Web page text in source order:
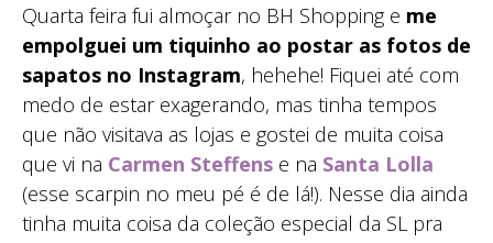
Quarta feira fui almoçar no BH Shopping e me
empolguei um tiquinho ao postar as fotos de
sapatos no Instagram, hehehe! Fiquei até com
medo de estar exagerando, mas tinha tempos
que não visitava as lojas e gostei de muita coisa
que vi na Carmen Steffens e na Santa Lolla
(esse scarpin no meu pé é de lá!). Nesse dia ainda
tinha muita coisa da coleção especial da SL pra